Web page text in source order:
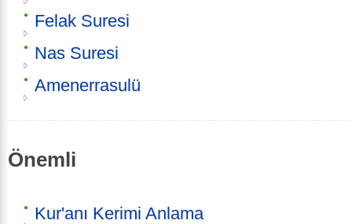
Felak Suresi
Nas Suresi
Amenerrasulü
Önemli
Kur'anı Kerimi Anlama